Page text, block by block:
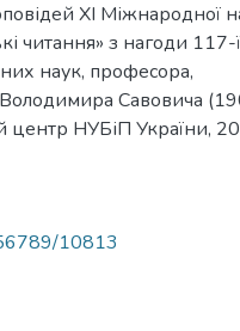
ХI Міжнародної
читання» з нагоди 117-
наук, професора,
Савовича
НУБіП України,
10813